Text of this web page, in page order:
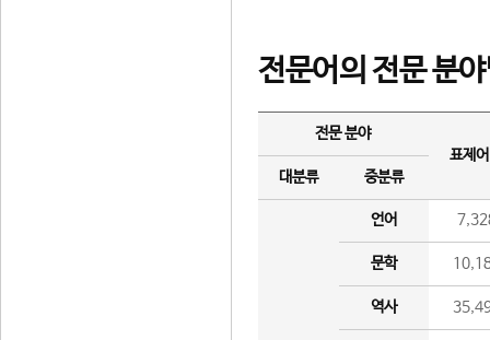
전문어의 전문 분
전문 분야
표제
대분류
중분류
언어
문학
역사